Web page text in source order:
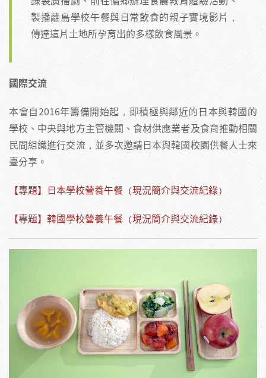
製播離島學校午餐與日常飲食的親子實境影片，
傳達這片土地所孕育出的多樣飲食風景。
國際交流
本會自2016年籌備開始起，即積極與鄰近的日本與韓國的
學校、中央與地方主管機關、食材供應業者及食育推動相關
民間組織進行交流，並多次邀請日本與韓國校園供餐人士來
臺分享。
【專題】日本學校營養午餐（現況簡介與交流紀錄）
【專題】韓國學校營養午餐（現況簡介與交流紀錄）